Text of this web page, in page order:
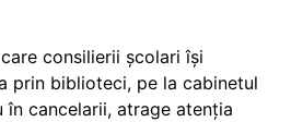
consilierii școlari își
prin biblioteci, pe la cabinetul
în cancelarii, atrage atenția